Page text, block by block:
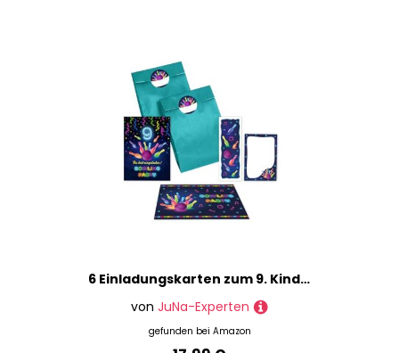
6 Einladungskarten zum 9. Kindergeburtstag Bowling Kegeln Jungen Mädchen Einladung neunte Geburtstag incl. 6 Umschläge, 6 Partytüten/petrol, 6 Aufkleber, 6 Lesezeichen, 6 Mini-Notizblöcke
von JuNa-Experten
gefunden bei Amazon